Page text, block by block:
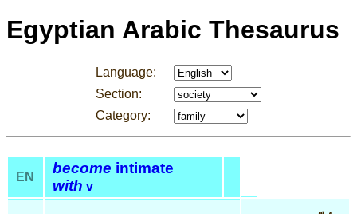
Egyptian Arabic Thesaurus
Language:
Section:
Category:
EN
become intimate
with v